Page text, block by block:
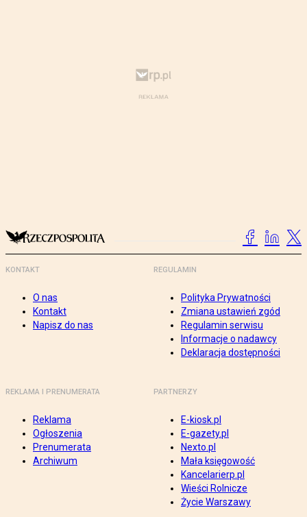
KONTAKT
O nas
Kontakt
Napisz do nas
REGULAMIN
Polityka Prywatności
Zmiana ustawień zgód
Regulamin serwisu
Informacje o nadawcy
Deklaracja dostępności
REKLAMA I PRENUMERATA
Reklama
Ogłoszenia
Prenumerata
Archiwum
PARTNERZY
E-kiosk.pl
E-gazety.pl
Nexto.pl
Mała księgowość
Kancelarierp.pl
Wieści Rolnicze
Życie Warszawy